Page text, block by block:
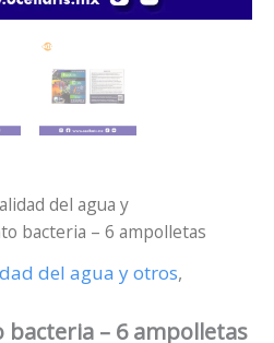
del agua y
bacteria – 6 ampolletas
del agua y otros,
– 6 ampolletas